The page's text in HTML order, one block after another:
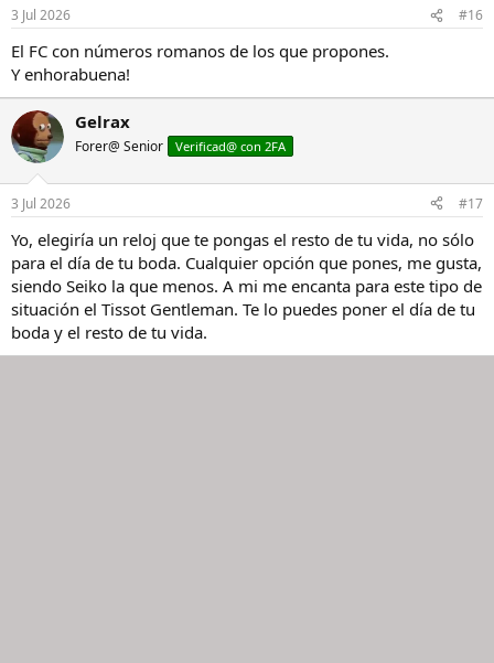
3 Jul 2026 #16
El FC con números romanos de los que propones.
Y enhorabuena!
Gelrax
Forer@ Senior Verificad@ con 2FA
3 Jul 2026 #17
Yo, elegiría un reloj que te pongas el resto de tu vida, no sólo
para el día de tu boda. Cualquier opción que pones, me gusta,
siendo Seiko la que menos. A mi me encanta para este tipo de
situación el Tissot Gentleman. Te lo puedes poner el día de tu
boda y el resto de tu vida.